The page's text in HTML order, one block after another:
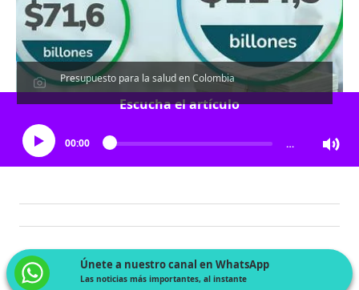
Presupuesto para la salud en Colombia
Escucha el artículo
00:00 …
Únete a nuestro canal en WhatsApp
Las noticias más importantes, al instante